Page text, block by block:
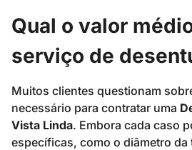
Qual o valor
serviço de
Muitos clientes questionam
necessário para contratar uma
Vista Linda. Embora cada caso
específicas, como o diâmetro